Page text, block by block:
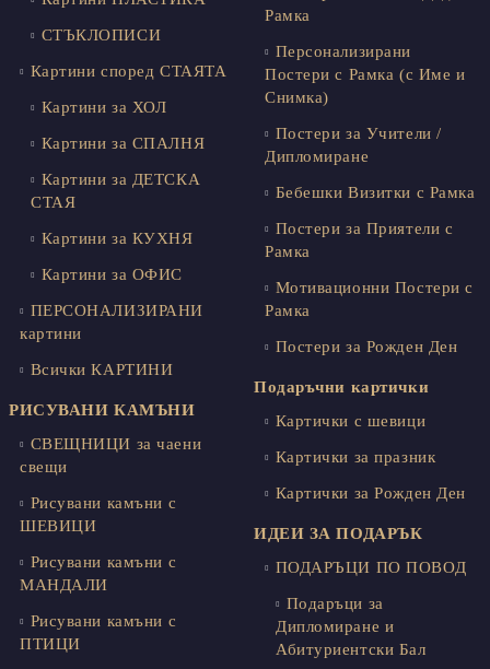
СТЪКЛОПИСИ
Картини според СТАЯТА
Картини за ХОЛ
Картини за СПАЛНЯ
Картини за ДЕТСКА
СТАЯ
Картини за КУХНЯ
Картини за ОФИС
ПЕРСОНАЛИЗИРАНИ
картини
Всички КАРТИНИ
РИСУВАНИ КАМЪНИ
СВЕЩНИЦИ за чаени
свещи
Рисувани камъни с
ШЕВИЦИ
Рисувани камъни с
МАНДАЛИ
Рисувани камъни с
ПТИЦИ
Рамка
Персонализирани
Постери с Рамка (с Име и
Снимка)
Постери за Учители /
Дипломиране
Бебешки Визитки с Рамка
Постери за Приятели с
Рамка
Мотивационни Постери с
Рамка
Постери за Рожден Ден
Подаръчни картички
Картички с шевици
Картички за празник
Картички за Рожден Ден
ИДЕИ ЗА ПОДАРЪК
ПОДАРЪЦИ ПО ПОВОД
Подаръци за
Дипломиране и
Абитуриентски Бал